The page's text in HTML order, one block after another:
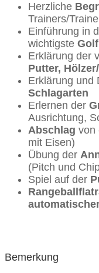
Herzliche
Trainers/
Einführung in
wichtigste
Erklärung der
Putter,
Erklärung und
Schlagarten
Erlernen der
Ausrichtung,
Abschlag von
mit Eisen)
Übung der
(Pitch und
Spiel auf der
Bemerkung